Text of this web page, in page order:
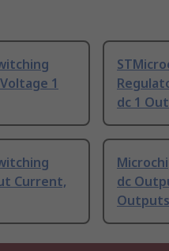
1
dc 1
Current,
dc
Outputs